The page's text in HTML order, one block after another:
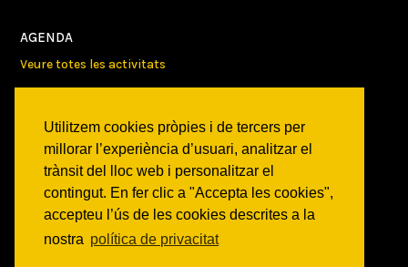
Utilitzem cookies pròpies i de tercers per
millorar l’experiència d’usuari, analitzar el
trànsit del lloc web i personalitzar el
contingut. En fer clic a "Accepta les cookies",
accepteu l’ús de les cookies descrites a la
nostra política de privacitat
AGENDA
Veure totes les activitats
Activitats
Comunicats
Victories
ON SOM?
c/ Constitució 19